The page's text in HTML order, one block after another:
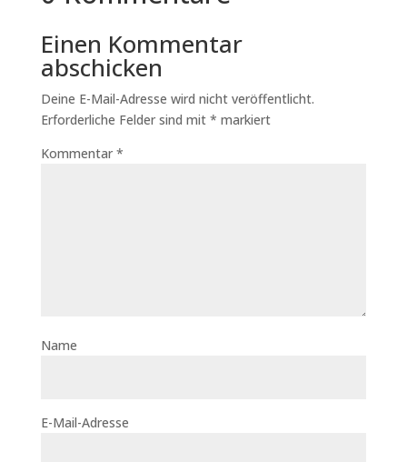
Einen Kommentar
abschicken
Deine E-Mail-Adresse wird nicht veröffentlicht.
Erforderliche Felder sind mit * markiert
Kommentar *
Name
E-Mail-Adresse